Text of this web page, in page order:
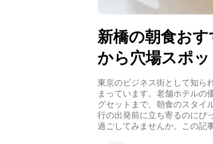
新橋の朝食お
から穴場スポ
東京のビジネス街として知ら
まっています。老舗ホテルの
グセットまで、朝食のスタイ
行の出発前に立ち寄るのにぴ
過ごしてみませんか。この記